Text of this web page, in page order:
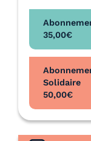
35,00€
Solidaire
50,00€